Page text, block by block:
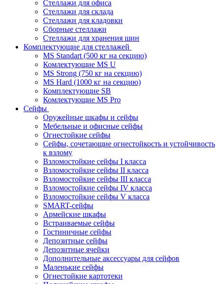
Стеллажи для офиса
Стеллажи для склада
Стеллажи для кладовки
Сборные стеллажи
Стеллажи для хранения шин
Комплектующие для стеллажей
MS Standart (500 кг на секцию)
Комлектующие MS U
MS Strong (750 кг на секцию)
MS Hard (1000 кг на секцию)
Комплектующие SB
Комлектующие MS Pro
Сейфы
Оружейные шкафы и сейфы
Мебельные и офисные сейфы
Огнестойкие сейфы
Сейфы, сочетающие огнестойкость и устойчивость
к взлому
Взломостойкие сейфы I класса
Взломостойкие сейфы II класса
Взломостойкие сейфы III класса
Взломостойкие сейфы IV класса
Взломостойкие сейфы V класса
SMART-сейфы
Армейские шкафы
Встраиваемые сейфы
Гостиничные сейфы
Депозитные сейфы
Депозитные ячейки
Дополнительные аксессуары для сейфов
Маленькие сейфы
Огнестойкие картотеки